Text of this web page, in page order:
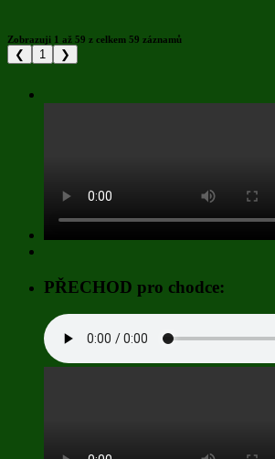
Zobrazuji 1 až 59 z celkem 59 záznamů
❮ 1 ❯
PŘECHOD pro chodce: